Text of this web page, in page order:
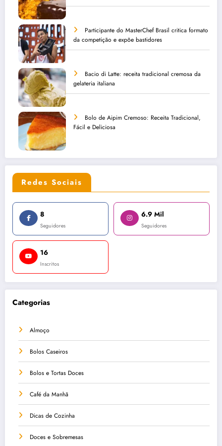
Participante do MasterChef Brasil critica formato
da competição e expõe bastidores
Bacio di Latte: receita tradicional cremosa da
gelateria italiana
Bolo de Aipim Cremoso: Receita Tradicional,
Fácil e Deliciosa
Redes Sociais
8
Seguidores
6.9 Mil
Seguidores
16
Inscritos
Categorias
Almoço
Bolos Caseiros
Bolos e Tortas Doces
Café da Manhã
Dicas de Cozinha
Doces e Sobremesas